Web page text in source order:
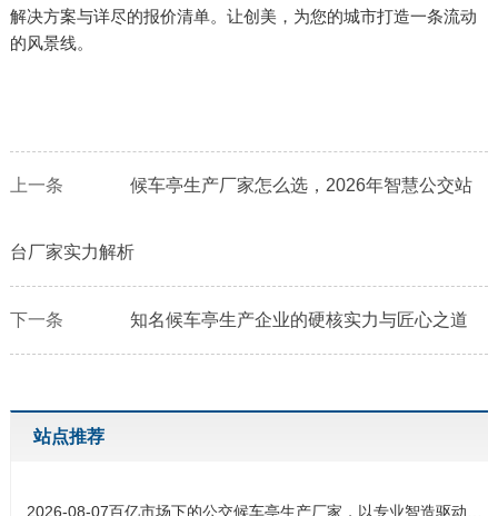
解决方案与详尽的报价清单。让创美，为您的城市打造一条流动
的风景线。
上一条 候车亭生产厂家怎么选，2026年智慧公交站
台厂家实力解析
下一条 知名候车亭生产企业的硬核实力与匠心之道
站点推荐
2026-08-07百亿市场下的公交候车亭生产厂家，以专业智造驱动城市交通设施升